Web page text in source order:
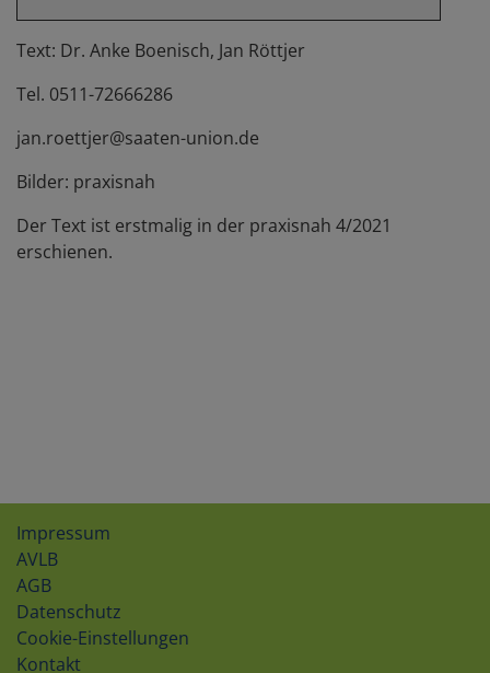
Text: Dr. Anke Boenisch, Jan Röttjer
Tel. 0511-72666286
jan.roettjer@saaten-union.de
Bilder: praxisnah
Der Text ist erstmalig in der praxisnah 4/2021
erschienen.
Impressum
AVLB
AGB
Datenschutz
Cookie-Einstellungen
Kontakt